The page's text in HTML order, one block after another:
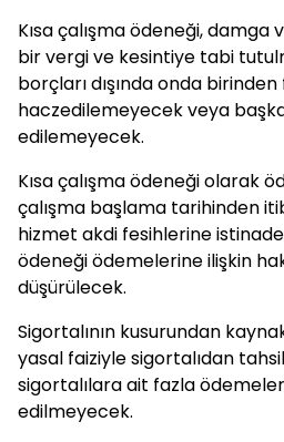
Kısa çalışma ödeneği,
bir vergi ve kesintiye tabi
borçları dışında onda birinden
haczedilemeyecek veya
edilemeyecek.
Kısa çalışma ödeneği olarak
çalışma başlama tarihinden
hizmet akdi fesihlerine
ödeneği ödemelerine ilişkin
düşürülecek.
Sigortalının kusurundan
yasal faiziyle sigortalıdan
sigortalılara ait fazla
edilmeyecek.